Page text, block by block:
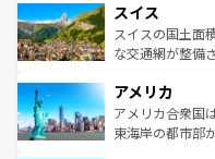
れる地方に足を
きる
を参照してほし
は、お酒好きな人に
ドイツ情報はコ
リアごとに異な
ティー、ビール
戦など、本場だ
ンツ一覧を参照
スイス
スイスの国土面
な交通網が整備
の建物がそのま
博物館もあり、
ことができる。
アメリカ
アメリカ合衆国
東海岸の都市部